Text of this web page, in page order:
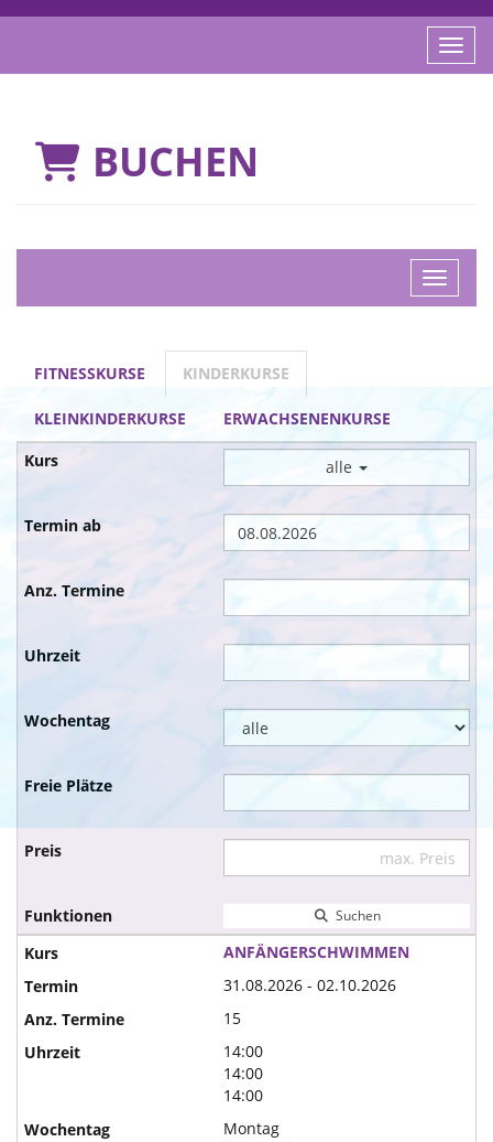
BUCHEN
FITNESSKURSE KINDERKURSE
KLEINKINDERKURSE ERWACHSENENKURSE
alle
Suchen
ANFÄNGERSCHWIMMEN
31.08.2026 - 02.10.2026
15
14:00
14:00
14:00
Montag